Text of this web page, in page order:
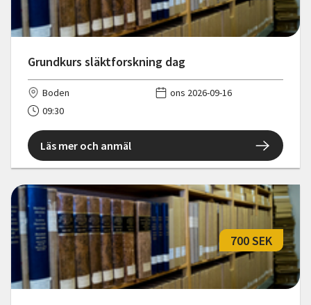
Grundkurs släktforskning dag
Boden
ons 2026-09-16
09:30
Läs mer och anmäl
700 SEK